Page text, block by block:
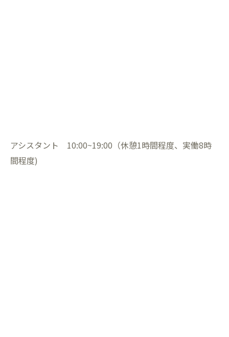
アシスタント 10:00~19:00（休憩1時間程度、実働8時
間程度)